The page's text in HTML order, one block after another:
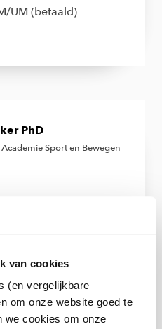
van cookies
(en vergelijkbare
om onze website goed te
we cookies om onze
UM (betaald)
LLM
PhD
Sport en Bewegen